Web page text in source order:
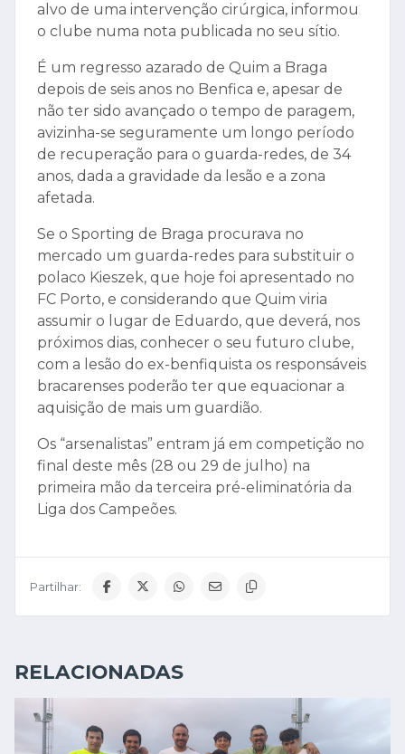
alvo de uma intervenção cirúrgica, informou
o clube numa nota publicada no seu sítio.
É um regresso azarado de Quim a Braga
depois de seis anos no Benfica e, apesar de
não ter sido avançado o tempo de paragem,
avizinha-se seguramente um longo período
de recuperação para o guarda-redes, de 34
anos, dada a gravidade da lesão e a zona
afetada.
Se o Sporting de Braga procurava no
mercado um guarda-redes para substituir o
polaco Kieszek, que hoje foi apresentado no
FC Porto, e considerando que Quim viria
assumir o lugar de Eduardo, que deverá, nos
próximos dias, conhecer o seu futuro clube,
com a lesão do ex-benfiquista os responsáveis
bracarenses poderão ter que equacionar a
aquisição de mais um guardião.
Os “arsenalistas” entram já em competição no
final deste mês (28 ou 29 de julho) na
primeira mão da terceira pré-eliminatória da
Liga dos Campeões.
Partilhar:
RELACIONADAS